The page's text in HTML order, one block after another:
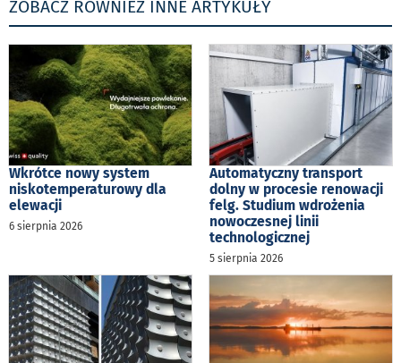
ZOBACZ RÓWNIEŻ INNE ARTYKUŁY
Wkrótce nowy system
niskotemperaturowy dla
elewacji
6 sierpnia 2026
Automatyczny transport
dolny w procesie renowacji
felg. Studium wdrożenia
nowoczesnej linii
technologicznej
5 sierpnia 2026